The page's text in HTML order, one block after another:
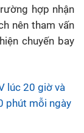
hợp nhận
nên tham vấn
chuyến bay
lúc 20 giờ và
phút mỗi ngày